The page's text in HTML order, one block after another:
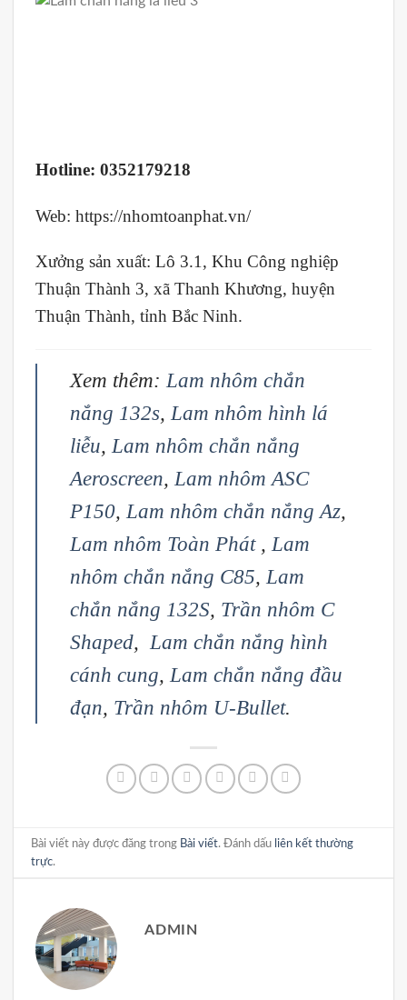
Hotline: 0352179218
Web: https://nhomtoanphat.vn/
Xưởng sản xuất: Lô 3.1, Khu Công nghiệp
Thuận Thành 3, xã Thanh Khương, huyện
Thuận Thành, tỉnh Bắc Ninh.
Xem thêm:Lam nhôm chắn
nắng 132s,Lam nhôm hình lá
liễu,Lam nhôm chắn nắng
Aeroscreen,Lam nhôm ASC
P150,Lam nhôm chắn nắng Az,
Lam nhôm Toàn Phát ,Lam
nhôm chắn nắng C85,Lam
chắn nắng 132S, Trần nhôm C
Shaped,Lam chắn nắng hình
cánh cung,Lam chắn nắng đầu
đạn, Trần nhôm U-Bullet.
Bài viết này được đăng trong Bài viết. Đánh dấu liên kết thường
trực.
ADMIN